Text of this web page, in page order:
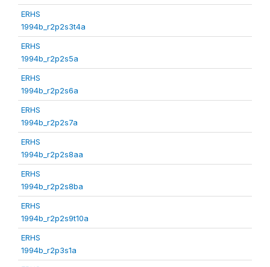
ERHS
1994b_r2p2s3t4a
ERHS
1994b_r2p2s5a
ERHS
1994b_r2p2s6a
ERHS
1994b_r2p2s7a
ERHS
1994b_r2p2s8aa
ERHS
1994b_r2p2s8ba
ERHS
1994b_r2p2s9t10a
ERHS
1994b_r2p3s1a